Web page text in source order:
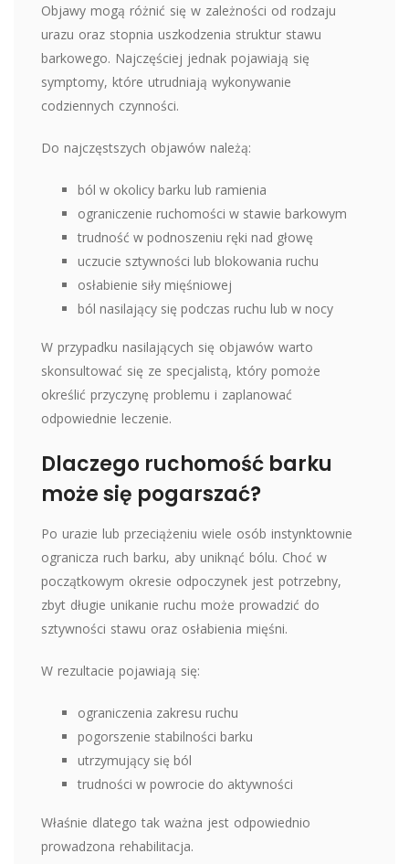
Objawy mogą różnić się w zależności od rodzaju
urazu oraz stopnia uszkodzenia struktur stawu
barkowego. Najczęściej jednak pojawiają się
symptomy, które utrudniają wykonywanie
codziennych czynności.
Do najczęstszych objawów należą:
ból w okolicy barku lub ramienia
ograniczenie ruchomości w stawie barkowym
trudność w podnoszeniu ręki nad głowę
uczucie sztywności lub blokowania ruchu
osłabienie siły mięśniowej
ból nasilający się podczas ruchu lub w nocy
W przypadku nasilających się objawów warto
skonsultować się ze specjalistą, który pomoże
określić przyczynę problemu i zaplanować
odpowiednie leczenie.
Dlaczego ruchomość barku
może się pogarszać?
Po urazie lub przeciążeniu wiele osób instynktownie
ogranicza ruch barku, aby uniknąć bólu. Choć w
początkowym okresie odpoczynek jest potrzebny,
zbyt długie unikanie ruchu może prowadzić do
sztywności stawu oraz osłabienia mięśni.
W rezultacie pojawiają się:
ograniczenia zakresu ruchu
pogorszenie stabilności barku
utrzymujący się ból
trudności w powrocie do aktywności
Właśnie dlatego tak ważna jest odpowiednio
prowadzona rehabilitacja.